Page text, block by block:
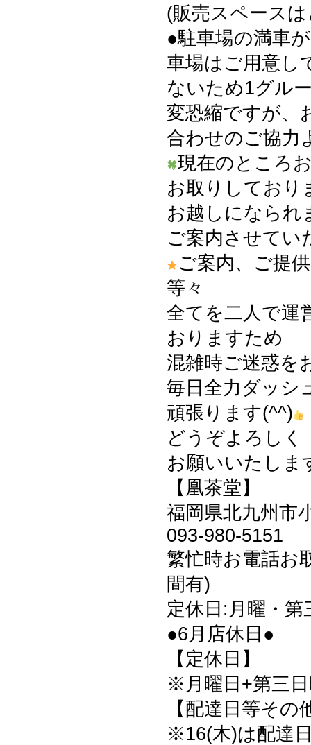
(販売スペース
●駐車場の満車
車場はご用意し
ないため1グル
変恐縮ですが、
合わせのご協力
現在のところ
お取りしており
お越しになられ
ご案内させてい
ご案内、ご提
等々
全てを二人で運
おりますため
混雑時ご迷惑を
毎日全力ダッシ
頑張ります(^^)
どうぞよろしく
お願いいたしま
【凰茶堂】
福岡県北九州市
093-980-5151
繁忙時お電話お
間有)
定休日:月曜・第
●6月店休日●
【定休日】
※月曜日+第三
【配達日等その
※16(木)は配達